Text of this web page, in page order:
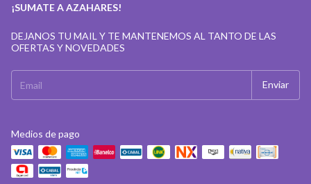
¡SUMATE A AZAHARES!
DEJANOS TU MAIL Y TE MANTENEMOS AL TANTO DE LAS
OFERTAS Y NOVEDADES
Medios de pago